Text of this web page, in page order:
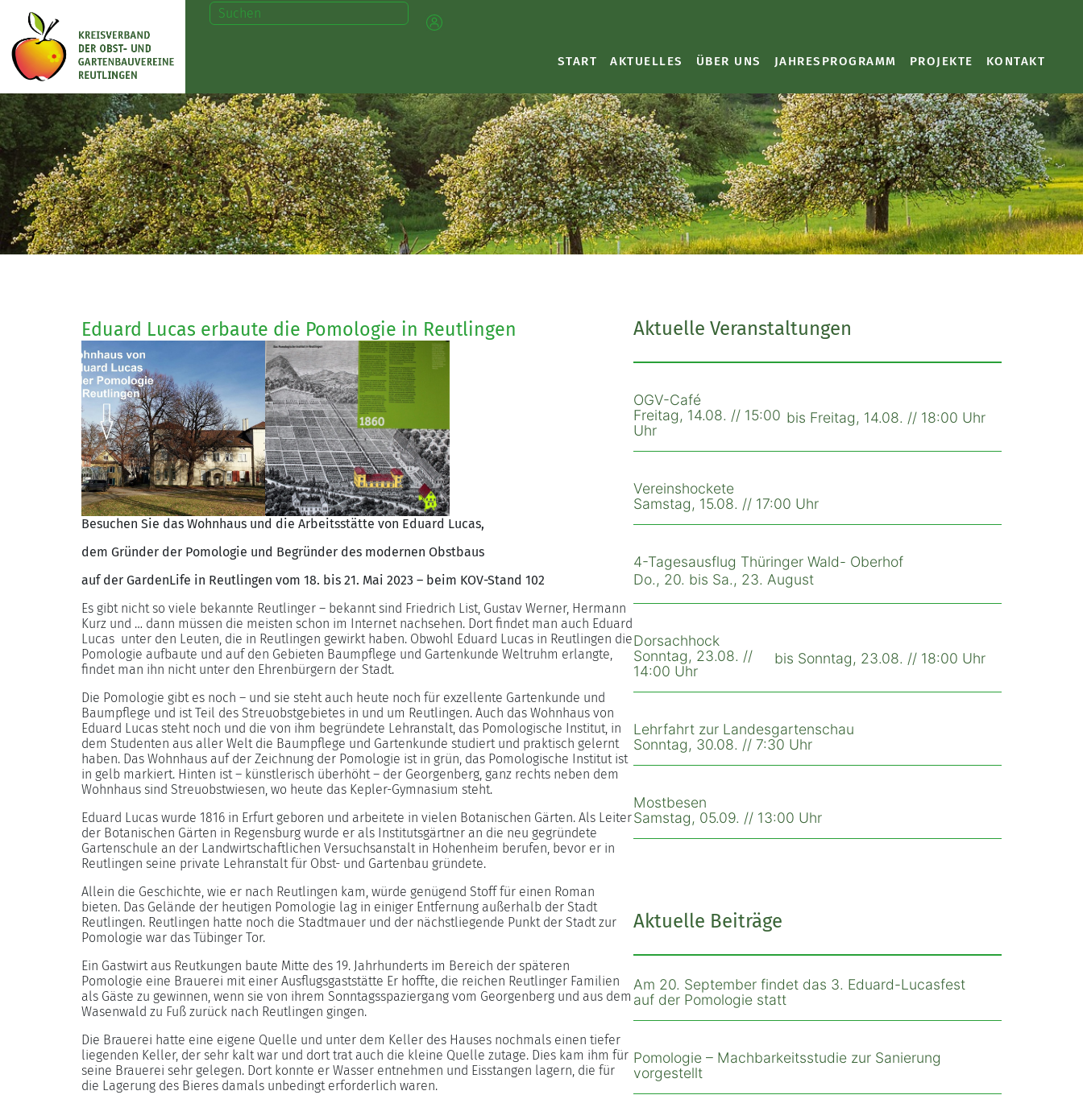
START AKTUELLES ÜBER UNS JAHRESPROGRAMM PROJEKTE KONTAKT
Eduard Lucas erbaute die Pomologie in Reutlingen
Besuchen Sie das Wohnhaus und die Arbeitsstätte von Eduard Lucas,
dem Gründer der Pomologie und Begründer des modernen Obstbaus
auf der GardenLife in Reutlingen vom 18. bis 21. Mai 2023 – beim KOV-Stand 102
Es gibt nicht so viele bekannte Reutlinger – bekannt sind Friedrich List, Gustav Werner, Hermann
Kurz und … dann müssen die meisten schon im Internet nachsehen. Dort findet man auch Eduard
Lucas unter den Leuten, die in Reutlingen gewirkt haben. Obwohl Eduard Lucas in Reutlingen die
Pomologie aufbaute und auf den Gebieten Baumpflege und Gartenkunde Weltruhm erlangte,
findet man ihn nicht unter den Ehrenbürgern der Stadt.
Die Pomologie gibt es noch – und sie steht auch heute noch für exzellente Gartenkunde und
Baumpflege und ist Teil des Streuobstgebietes in und um Reutlingen. Auch das Wohnhaus von
Eduard Lucas steht noch und die von ihm begründete Lehranstalt, das Pomologische Institut, in
dem Studenten aus aller Welt die Baumpflege und Gartenkunde studiert und praktisch gelernt
haben. Das Wohnhaus auf der Zeichnung der Pomologie ist in grün, das Pomologische Institut ist
in gelb markiert. Hinten ist – künstlerisch überhöht – der Georgenberg, ganz rechts neben dem
Wohnhaus sind Streuobstwiesen, wo heute das Kepler-Gymnasium steht.
Eduard Lucas wurde 1816 in Erfurt geboren und arbeitete in vielen Botanischen Gärten. Als Leiter
der Botanischen Gärten in Regensburg wurde er als Institutsgärtner an die neu gegründete
Gartenschule an der Landwirtschaftlichen Versuchsanstalt in Hohenheim berufen, bevor er in
Reutlingen seine private Lehranstalt für Obst- und Gartenbau gründete.
Allein die Geschichte, wie er nach Reutlingen kam, würde genügend Stoff für einen Roman
bieten. Das Gelände der heutigen Pomologie lag in einiger Entfernung außerhalb der Stadt
Reutlingen. Reutlingen hatte noch die Stadtmauer und der nächstliegende Punkt der Stadt zur
Pomologie war das Tübinger Tor.
Ein Gastwirt aus Reutkungen baute Mitte des 19. Jahrhunderts im Bereich der späteren
Pomologie eine Brauerei mit einer Ausflugsgaststätte Er hoffte, die reichen Reutlinger Familien
als Gäste zu gewinnen, wenn sie von ihrem Sonntagsspaziergang vom Georgenberg und aus dem
Wasenwald zu Fuß zurück nach Reutlingen gingen.
Die Brauerei hatte eine eigene Quelle und unter dem Keller des Hauses nochmals einen tiefer
liegenden Keller, der sehr kalt war und dort trat auch die kleine Quelle zutage. Dies kam ihm für
seine Brauerei sehr gelegen. Dort konnte er Wasser entnehmen und Eisstangen lagern, die für
die Lagerung des Bieres damals unbedingt erforderlich waren.
Aktuelle Veranstaltungen
OGV-Café
Freitag, 14.08. // 15:00
Uhr
bis Freitag, 14.08. // 18:00 Uhr
Vereinshockete
Samstag, 15.08. // 17:00 Uhr
4-Tagesausflug Thüringer Wald- Oberhof
Do., 20. bis Sa., 23. August
Dorsachhock
Sonntag, 23.08. //
14:00 Uhr
bis Sonntag, 23.08. // 18:00 Uhr
Lehrfahrt zur Landesgartenschau
Sonntag, 30.08. // 7:30 Uhr
Mostbesen
Samstag, 05.09. // 13:00 Uhr
Aktuelle Beiträge
Am 20. September findet das 3. Eduard-Lucasfest
auf der Pomologie statt
Pomologie – Machbarkeitsstudie zur Sanierung
vorgestellt